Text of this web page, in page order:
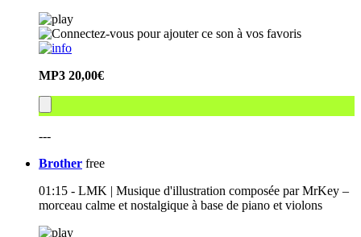
MP3 20,00€
---
Brother free
01:15 - LMK | Musique d'illustration composée par MrKey –
morceau calme et nostalgique à base de piano et violons